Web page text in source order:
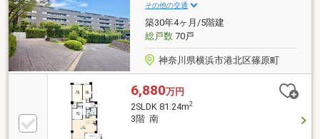
その他の交通
築30年4ヶ月/5階建
総戸数70戸
神奈川県横浜市港北区篠原町
6,880万円
2SLDK 81.24m2
3階 南